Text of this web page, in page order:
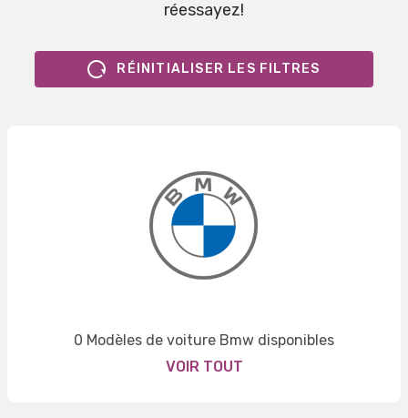
réessayez!
RÉINITIALISER LES FILTRES
0 Modèles de voiture Bmw disponibles
VOIR TOUT